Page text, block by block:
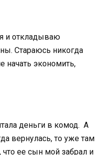
и откладываю
Стараюсь никогда
начать экономить,
деньги в комод. А
вернулась, то уже там
ее сын мой забрал и